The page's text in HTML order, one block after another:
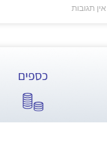
אין תגובות